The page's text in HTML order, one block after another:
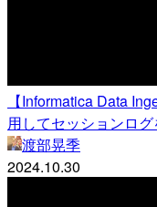
【Informatica Data
用してセッションロ
渡部晃季
2024.10.30